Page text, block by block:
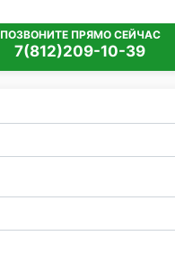
ПОЗВОНИТЕ ПРЯМО СЕЙЧАС
7(812)209-10-39